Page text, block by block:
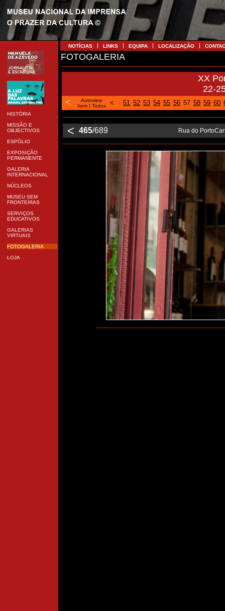
HISTÓRIA
MISSÃO E
OBJECTIVOS
ESPÓLIO
EXPOSIÇÃO
PERMANENTE
GALERIA
INTERNACIONAL
NÚCLEOS
MUSEU SEM
FRONTEIRAS
SERVIÇOS
EDUCATIVOS
GALERIAS
VIRTUAIS
FOTOGALERIA
LOJA
NOTÍCIAS LINKS EQUIPA LOCALIZAÇÃO
FOTOGALERIA
XX
22-
<
Autoview
Item| Todos < 51 52 53 54 55 56 57 58 59 60
< 465/689 Rua do